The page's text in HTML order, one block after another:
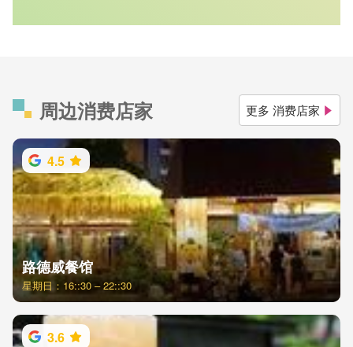
周边消费店家 更多 消费店家
4.5
路德威餐馆
星期日：16::30 – 22::30
3.6